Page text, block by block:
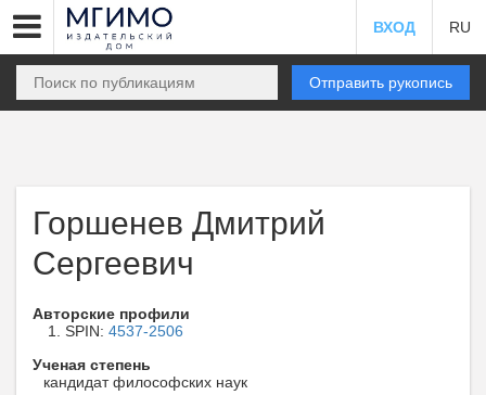
ВХОД RU
Отправить рукопись
Горшенев Дмитрий
Сергеевич
Авторские профили
SPIN: 4537-2506
Ученая степень
кандидат философских наук